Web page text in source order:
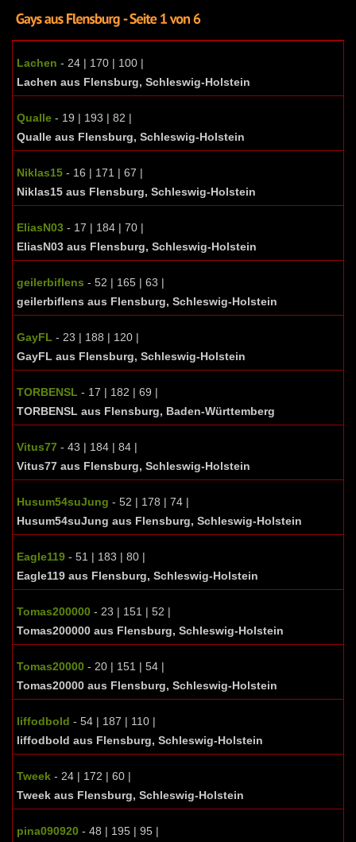
Lachen - 24 | 170 | 100 |
Lachen aus Flensburg, Schleswig-Holstein
Qualle - 19 | 193 | 82 |
Qualle aus Flensburg, Schleswig-Holstein
Niklas15 - 16 | 171 | 67 |
Niklas15 aus Flensburg, Schleswig-Holstein
EliasN03 - 17 | 184 | 70 |
EliasN03 aus Flensburg, Schleswig-Holstein
geilerbiflens - 52 | 165 | 63 |
geilerbiflens aus Flensburg, Schleswig-Holstein
GayFL - 23 | 188 | 120 |
GayFL aus Flensburg, Schleswig-Holstein
TORBENSL - 17 | 182 | 69 |
TORBENSL aus Flensburg, Baden-Württemberg
Vitus77 - 43 | 184 | 84 |
Vitus77 aus Flensburg, Schleswig-Holstein
Husum54suJung - 52 | 178 | 74 |
Husum54suJung aus Flensburg, Schleswig-Holstein
Eagle119 - 51 | 183 | 80 |
Eagle119 aus Flensburg, Schleswig-Holstein
Tomas200000 - 23 | 151 | 52 |
Tomas200000 aus Flensburg, Schleswig-Holstein
Tomas20000 - 20 | 151 | 54 |
Tomas20000 aus Flensburg, Schleswig-Holstein
liffodbold - 54 | 187 | 110 |
liffodbold aus Flensburg, Schleswig-Holstein
Tweek - 24 | 172 | 60 |
Tweek aus Flensburg, Schleswig-Holstein
pina090920 - 48 | 195 | 95 |